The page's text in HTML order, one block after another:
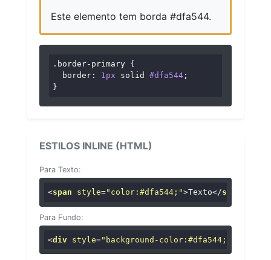
Este elemento tem borda #dfa544.
.border-primary {
border : 1px solid #dfa544 ;
}
ESTILOS INLINE (HTML)
Para Texto:
<span style="color:#dfa544;">Texto</span
Para Fundo:
<div style="background-color:#dfa544;"